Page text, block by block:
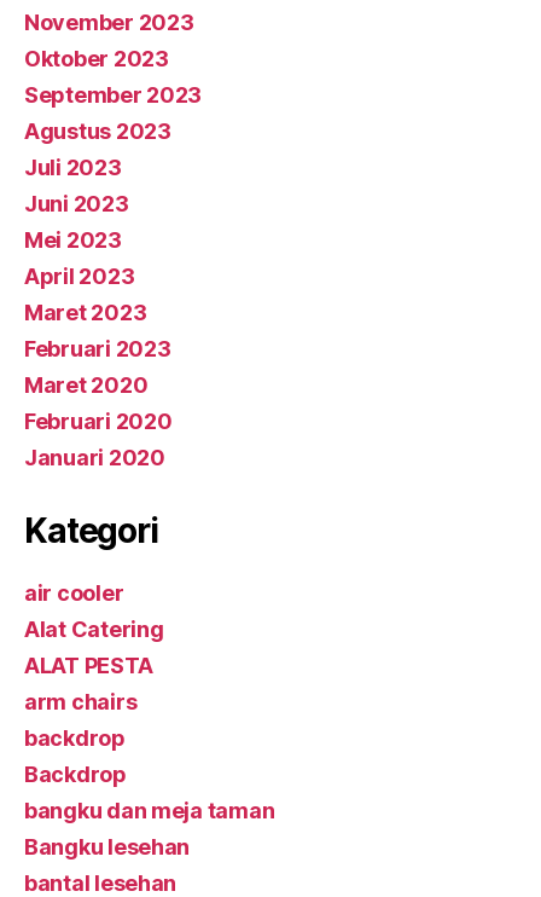
November 2023
Oktober 2023
September 2023
Agustus 2023
Juli 2023
Juni 2023
Mei 2023
April 2023
Maret 2023
Februari 2023
Maret 2020
Februari 2020
Januari 2020
Kategori
air cooler
Alat Catering
ALAT PESTA
arm chairs
backdrop
Backdrop
bangku dan meja taman
Bangku lesehan
bantal lesehan